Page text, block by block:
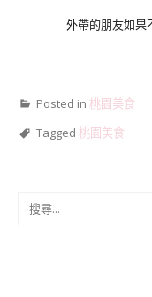
外帶的朋友如果
Posted in 桃園美食
Tagged 桃園美食